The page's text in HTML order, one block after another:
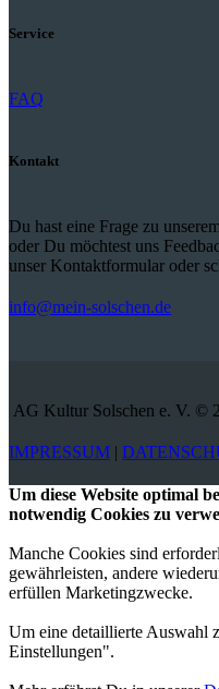
Service
FAQ
Kontakt
Du hast eine Frage zu
oder Du möchtest uns
unser Kontaktformular oder
info@mein-solschen.de
AG Kultur Solschen e. V. ©
IMPRESSUM |
Um diese Website optimal
notwendig Cookies zu
Manche Cookies sind
gewährleisten, andere
erfüllen Marketingzwecke.
Um eine detaillierte Auswahl
Einstellungen".